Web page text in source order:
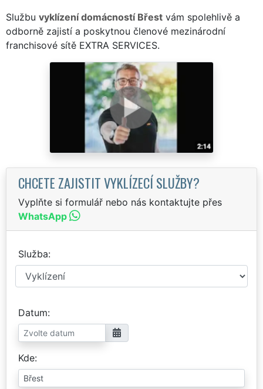
Službu vyklízení domácností Břest vám spolehlivě a
odborně zajistí a poskytnou členové mezinárodní
franchisové sítě EXTRA SERVICES.
CHCETE ZAJISTIT VYKLÍZECÍ SLUŽBY?
Vyplňte si formulář nebo nás kontaktujte přes
WhatsApp
Služba
Datum
Kde